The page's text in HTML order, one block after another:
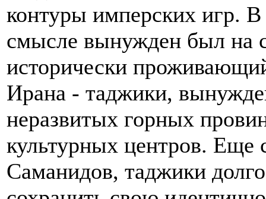
контуры имперских игр.
смысле вынужден был на
исторически
Ирана - таджики,
неразвитых горных
культурных центров. Еще
Саманидов, таджики